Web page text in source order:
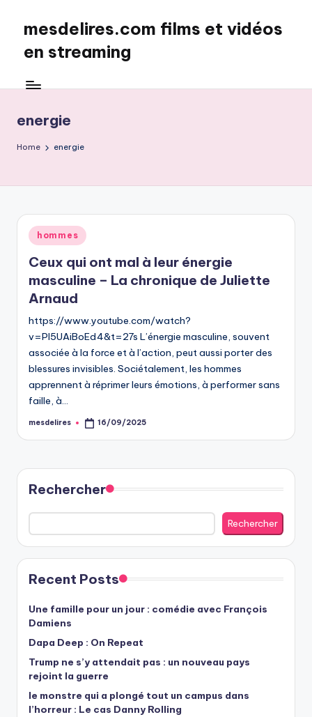
content
mesdelires.com films et vidéos
en streaming
:
et
complet
français
energie
Home energie
Posted
in
hommes
Ceux qui ont mal à leur énergie
masculine – La chronique de Juliette
Arnaud
https://www.youtube.com/watch?
v=PI5UAiBoEd4&t=27s L’énergie masculine, souvent
associée à la force et à l’action, peut aussi porter des
blessures invisibles. Sociétalement, les hommes
apprennent à réprimer leurs émotions, à performer sans
faille, à…
Posted
mesdelires 16/09/2025
Rechercher
Rechercher
Recent Posts
Une famille pour un jour : comédie avec François
Damiens
Dapa Deep : On Repeat
Trump ne s’y attendait pas : un nouveau pays
rejoint la guerre
le monstre qui a plongé tout un campus dans
l’horreur : Le cas Danny Rolling